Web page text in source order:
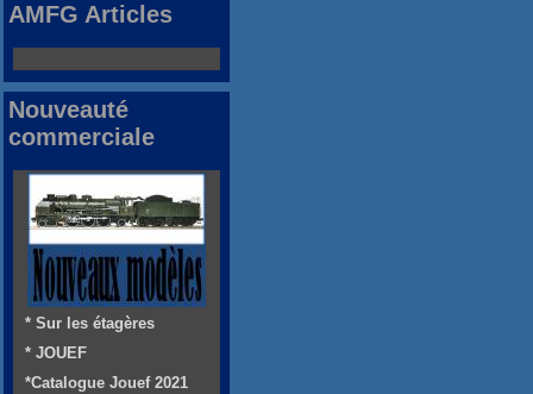
AMFG Articles
Nouveauté
commerciale
* Sur les étagères
* JOUEF
*Catalogue Jouef 2021